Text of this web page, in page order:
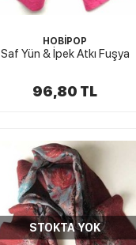
HOBİPOP
Saf Yün & İpek Atkı Fuşya
96,80 TL
STOKTA YOK